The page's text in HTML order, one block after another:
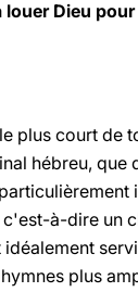
Dieu
plus court de
hébreu, que
à-dire un
plus